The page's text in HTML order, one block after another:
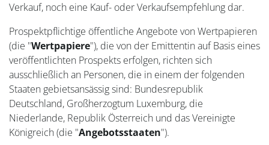
Verkauf, noch eine Kauf- oder Verkaufsempfehlung dar.
Prospektpflichtige öffentliche Angebote von Wertpapieren
(die "Wertpapiere"), die von der Emittentin auf Basis eines
veröffentlichten Prospekts erfolgen, richten sich
ausschließlich an Personen, die in einem der folgenden
Staaten gebietsansässig sind: Bundesrepublik
Deutschland, Großherzogtum Luxemburg, die
Niederlande, Republik Österreich und das Vereinigte
Königreich (die "Angebotsstaaten").